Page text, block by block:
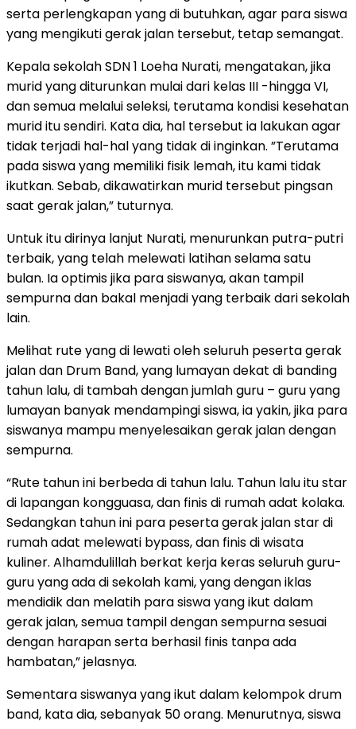
serta perlengkapan yang di butuhkan, agar para siswa
yang mengikuti gerak jalan tersebut, tetap semangat.
Kepala sekolah SDN 1 Loeha Nurati, mengatakan, jika
murid yang diturunkan mulai dari kelas III -hingga VI,
dan semua melalui seleksi, terutama kondisi kesehatan
murid itu sendiri. Kata dia, hal tersebut ia lakukan agar
tidak terjadi hal-hal yang tidak di inginkan. ”Terutama
pada siswa yang memiliki fisik lemah, itu kami tidak
ikutkan. Sebab, dikawatirkan murid tersebut pingsan
saat gerak jalan,” tuturnya.
Untuk itu dirinya lanjut Nurati, menurunkan putra-putri
terbaik, yang telah melewati latihan selama satu
bulan. Ia optimis jika para siswanya, akan tampil
sempurna dan bakal menjadi yang terbaik dari sekolah
lain.
Melihat rute yang di lewati oleh seluruh peserta gerak
jalan dan Drum Band, yang lumayan dekat di banding
tahun lalu, di tambah dengan jumlah guru – guru yang
lumayan banyak mendampingi siswa, ia yakin, jika para
siswanya mampu menyelesaikan gerak jalan dengan
sempurna.
“Rute tahun ini berbeda di tahun lalu. Tahun lalu itu star
di lapangan kongguasa, dan finis di rumah adat kolaka.
Sedangkan tahun ini para peserta gerak jalan star di
rumah adat melewati bypass, dan finis di wisata
kuliner. Alhamdulillah berkat kerja keras seluruh guru-
guru yang ada di sekolah kami, yang dengan iklas
mendidik dan melatih para siswa yang ikut dalam
gerak jalan, semua tampil dengan sempurna sesuai
dengan harapan serta berhasil finis tanpa ada
hambatan,” jelasnya.
Sementara siswanya yang ikut dalam kelompok drum
band, kata dia, sebanyak 50 orang. Menurutnya, siswa